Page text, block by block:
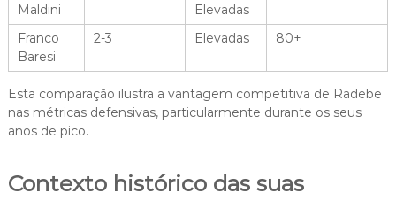
Maldini
Elevadas
Franco
Baresi
2-3 Elevadas 80+
Esta comparação ilustra a vantagem competitiva de Radebe
nas métricas defensivas, particularmente durante os seus
anos de pico.
Contexto histórico das suas